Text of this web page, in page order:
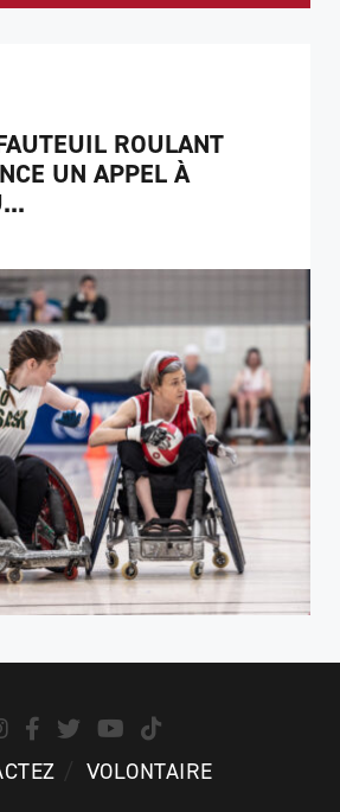
ROULANT
UN APPEL À
VOLONTAIRE